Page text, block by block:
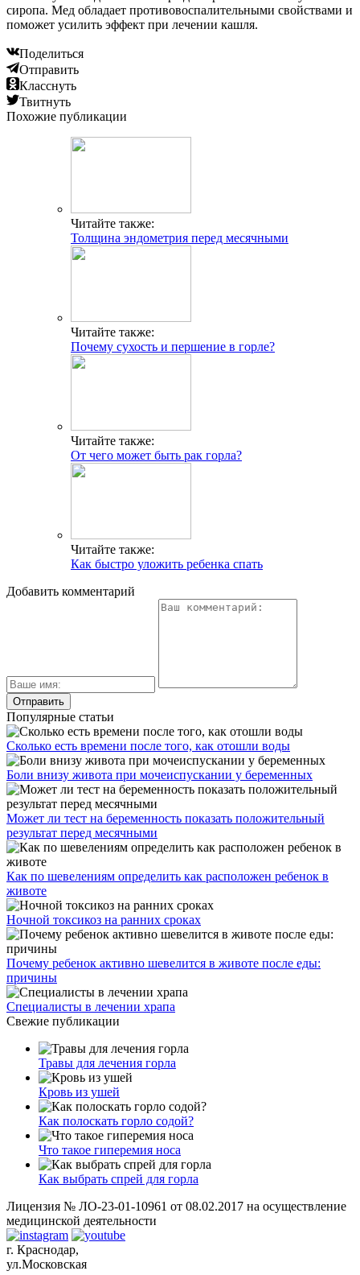
сиропа. Мед обладает противовоспалительными свойствами и
поможет усилить эффект при лечении кашля.
Поделиться
Отправить
Класснуть
Твитнуть
Похожие публикации
Читайте также:
Толщина эндометрия перед месячными
Читайте также:
Почему сухость и першение в горле?
Читайте также:
От чего может быть рак горла?
Читайте также:
Как быстро уложить ребенка спать
Добавить комментарий
Популярные статьи
Сколько есть времени после того, как отошли воды
Боли внизу живота при мочеиспускании у беременных
Может ли тест на беременность показать положительный
результат перед месячными
Как по шевелениям определить как расположен ребенок в
животе
Ночной токсикоз на ранних сроках
Почему ребенок активно шевелится в животе после еды:
причины
Специалисты в лечении храпа
Свежие публикации
Травы для лечения горла
Кровь из ушей
Как полоскать горло содой?
Что такое гиперемия носа
Как выбрать спрей для горла
Лицензия № ЛО-23-01-10961 от 08.02.2017 на осуществление
медицинской деятельности
г. Краснодар,
ул.Московская